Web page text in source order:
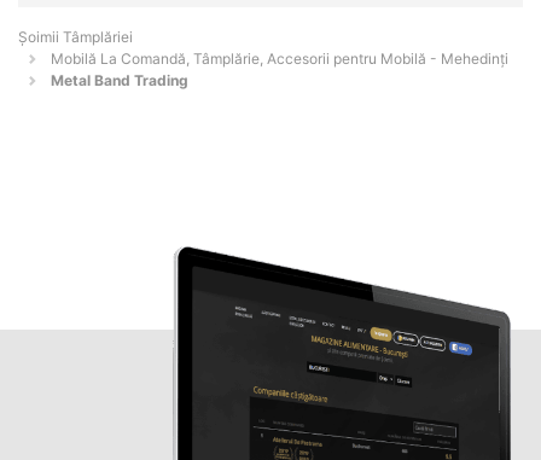
Șoimii Tâmplăriei
Mobilă La Comandă, Tâmplărie, Accesorii pentru Mobilă - Mehedinţi
Metal Band Trading